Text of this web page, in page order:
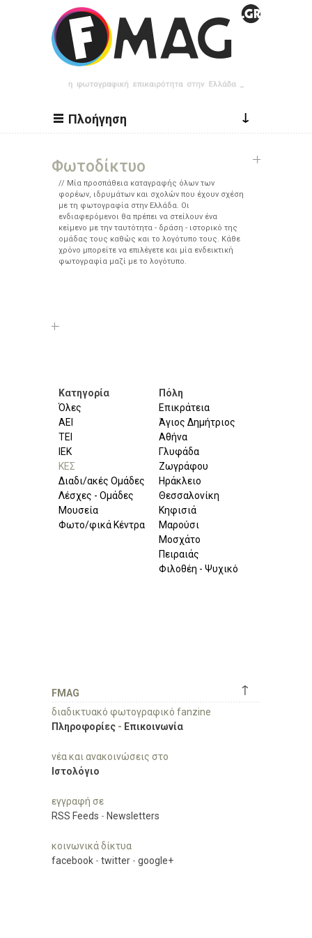
Παράκαμψη προς το κυρίως περιεχόμενο
Πλοήγηση ↓
Φωτοδίκτυο
Μία προσπάθεια καταγραφής όλων των
φορέων, ιδρυμάτων και σχολών που έχουν σχέση
με τη φωτογραφία στην Ελλάδα. Οι
ενδιαφερόμενοι θα πρέπει να στείλουν ένα
κείμενο με την ταυτότητα - δράση - ιστορικό της
ομάδας τους καθώς και το λογότυπο τους. Κάθε
χρόνο μπορείτε να επιλέγετε και μία ενδεικτική
φωτογραφία μαζί με το λογότυπο.
Κατηγορία
Όλες
ΑΕΙ
ΤΕΙ
ΙΕΚ
ΚΕΣ
Διαδι/ακές Ομάδες
Λέσχες - Ομάδες
Μουσεία
Φωτο/φικά Κέντρα
Πόλη
Επικράτεια
Άγιος Δημήτριος
Αθήνα
Γλυφάδα
Ζωγράφου
Ηράκλειο
Θεσσαλονίκη
Κηφισιά
Μαρούσι
Μοσχάτο
Πειραιάς
Φιλοθέη - Ψυχικό
↑
FMAG
διαδικτυακό φωτογραφικό fanzine
Πληροφορίες - Επικοινωνία
νέα και ανακοινώσεις στο
Ιστολόγιο
εγγραφή σε
RSS Feeds - Newsletters
κοινωνικά δίκτυα
facebook - twitter - google+